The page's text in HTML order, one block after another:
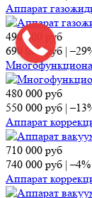
Аппарат
490 000
руб
690 000руб |
480 000 руб
550 000 руб |
Аппарат
710 000 руб
740 000 руб |–4%
Аппарат